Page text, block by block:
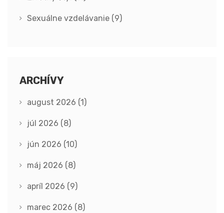
Sexuálne vzdelávanie (9)
ARCHÍVY
august 2026 (1)
júl 2026 (8)
jún 2026 (10)
máj 2026 (8)
apríl 2026 (9)
marec 2026 (8)